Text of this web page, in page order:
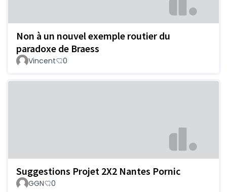
Non à un nouvel exemple routier du
paradoxe de Braess
Vincent 0
Suggestions Projet 2X2 Nantes Pornic
GGN 0